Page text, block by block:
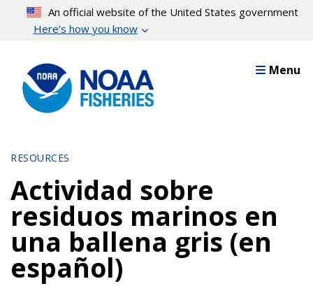
content
An official website of the United States government
Here’s how you know
Menu
RESOURCES
Actividad sobre
residuos marinos en
una ballena gris (en
español)